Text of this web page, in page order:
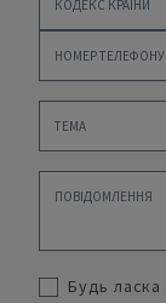
Будь ласка